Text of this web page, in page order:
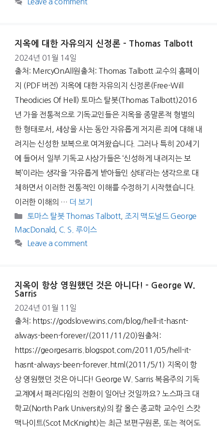
지옥에 대한 자유의지 신정론 – Thomas Talbott
2024년 01월 14일
출처: MercyOnAll원출처: Thomas Talbott 교수의 홈페이
지 (PDF 버전) 지옥에 대한 자유의지 신정론(Free-Will
Theodicies Of Hell) 토마스 탈봇(Thomas Talbott)2016
년 가을 전통적으로 기독교인들은 지옥을 종말론적 형벌의
한 형태로서, 세상을 사는 동안 자유롭게 저지른 죄에 대해 내
려지는 신성한 보복으로 여겨왔습니다. 그러나 특히 20세기
에 들어서 일부 기독교 사상가들은 ‘신성하게 내려지는 보
복’이라는 생각을 ‘자유롭게 받아들인 상태’라는 생각으로 대
체하면서 이러한 전통적인 이해를 수정하기 시작했습니다.
이러한 이해의 … 더 보기
Categories
토마스 탈봇 Thomas Talbott
조지 맥도널드 George
MacDonald
C. S. 루이스
Leave a comment
지옥이 항상 영원했던 것은 아니다! – George W.
Sarris
2024년 01월 11일
출처: https://godslovewins.com/blog/hell-it-hasnt-
always-been-forever/(2011/11/20)원출처:
https://georgesarris.blogspot.com/2011/05/hell-it-
hasnt-always-been-forever.html(2011/5/1) 지옥이 항
상 영원했던 것은 아니다! George W. Sarris 복음주의 기독
교계에서 패러다임의 전환이 일어난 것일까요? 노스파크 대
학교(North Park University)의 칼 올슨 종교학 교수인 스캇
맥나이트(Scot McKnight)는 최근 보편구원론, 또는 적어도